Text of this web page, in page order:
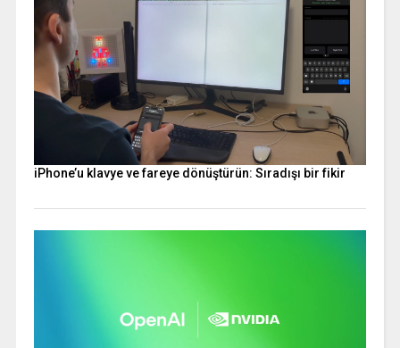
iPhone’u klavye ve fareye dönüştürün: Sıradışı bir fikir